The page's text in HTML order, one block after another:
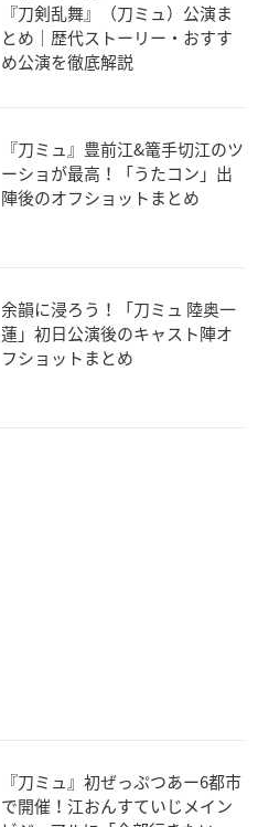
『刀剣乱舞』（刀ミュ）公演ま
とめ｜歴代ストーリー・おすす
め公演を徹底解説
『刀ミュ』豊前江&篭手切江のツ
ーショが最高！「うたコン」出
陣後のオフショットまとめ
余韻に浸ろう！「刀ミュ 陸奥一
蓮」初日公演後のキャスト陣オ
フショットまとめ
『刀ミュ』初ぜっぷつあー6都市
で開催！江おんすていじメイン